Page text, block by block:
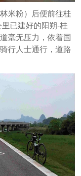
米粉）后便前往桂
已建好的阳朔-桂
毫无压力，依着国
行人士通行，道路